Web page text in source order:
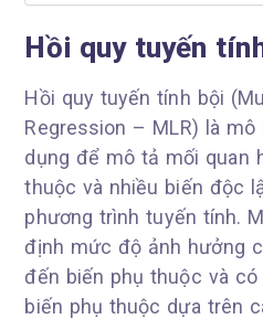
Hồi quy tuyến
Hồi quy tuyến tính bội
Regression – MLR) là
dụng để mô tả mối quan
thuộc và nhiều biến độc
phương trình tuyến tính.
định mức độ ảnh hưởng
đến biến phụ thuộc và
biến phụ thuộc dựa trên